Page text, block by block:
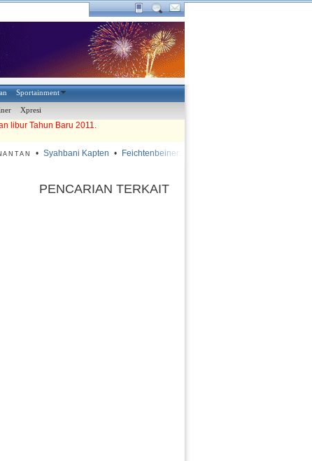
Sportainment
Xpresi
libur Tahun Baru 2011.
• Syahbani Kapten • Feichtenbeiner: Lapangan Harus Diperbaiki
PENCARIAN TERKAIT